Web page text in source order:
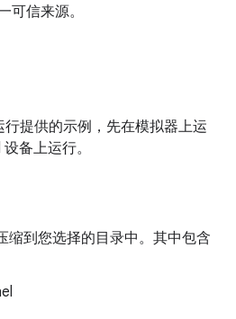
可信来源。
提供的示例，先在模拟器上运
备上运行。
缩到您选择的目录中。其中包含